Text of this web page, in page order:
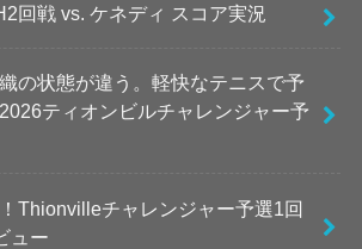
回戦 vs. ケネディ スコア実況
の状態が違う。軽快なテニスで予
ティオンビルチャレンジャー予
Thionvilleチャレンジャー予選1回
ュー